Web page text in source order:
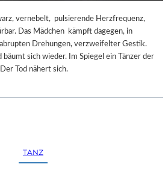
vernebelt, pulsierende Herzfrequenz,
Das Mädchen kämpft dagegen, in
Drehungen, verzweifelter Gestik.
bäumt sich wieder. Im Spiegel ein Tänzer der
Tod nähert sich.
TANZ